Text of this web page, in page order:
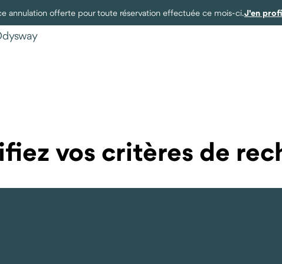
annulation offerte pour toute réservation effectuée ce mois-ci.J'en
vos critères de